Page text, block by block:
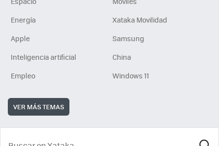
Energía
Xataka Movilidad
Apple
Samsung
Inteligencia artificial
China
Empleo
Windows 11
VER MÁS TEMAS